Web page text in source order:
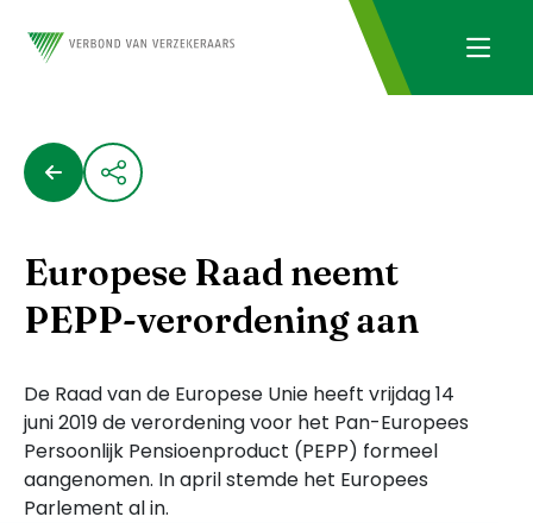
Europese Raad neemt
PEPP-verordening aan
De Raad van de Europese Unie heeft vrijdag 14
juni 2019 de verordening voor het Pan-Europees
Persoonlijk Pensioenproduct (PEPP) formeel
aangenomen. In april stemde het Europees
Parlement al in.